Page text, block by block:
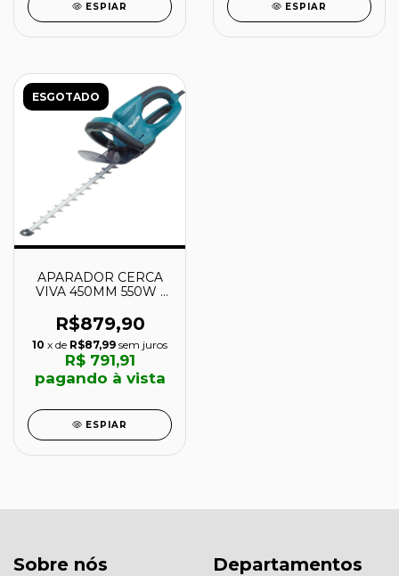
ESPIAR ESPIAR
ESGOTADO
APARADOR CERCA
VIVA 450MM 550W -
R$879,90
10 x de R$87,99 sem juros
R$ 791,91
pagando à vista
ESPIAR
Sobre nós Departamentos